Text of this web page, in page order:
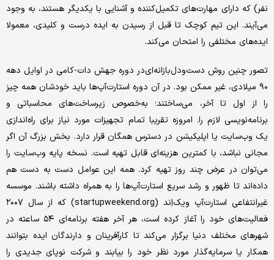
نفر) که دارای مهارت‌های تکمیل‌کننده و آشنایی با یکدیگر هستند، به وجود
می‌آیند. این تیم کوچک تا قبل از رسیدن به ایده درست و کلیدی، معمولا
ایده‌های مختلفی را امتحان می‌کند.
تصور چنین روش دست‌و‌دل‌بازانه‌ای‌در دوره جهش دات-کامی در اوایل دهه
۹۰ میلادی، غیر ممکن بود. در آن دوره استارت‌آپ‌ها باید خودشان همه چیز
را از اول تا آخر، می‌ساختند؛ به‌خصوص زیرساخت‌های محاسباتی و
برنامه‌نویسی لازم را. امروزه تقریبا تمام تجهیزات مورد نیاز برای راه‌اندازی
یک وب‌سایت یا اپلیکیشن در دسترس همگان قرار دارد. بخش بزرگ آن اگر
مجانی نباشد، با کمترین هزینه‌ای قابل تهیه است. نسخه پایه وب‌سایت را
می‌توان در عرض چند روز تهیه کرد. همه این عوامل دست به دست هم
داده‌اند تا ظهور و رشد سریع استارت‌آپ‌ها را به همراه داشته باشند. موسسه
غیرانتفاعی استارت‌آپ ویک‌اِند (startupweekend.org) که از سال ۲۰۰۷
فعالیت‌های خود را آغاز کرده است، هر آخر هفته برنامه‌ای ۵۴ ساعته در
شهرهای مختلف دنیا برگزار می‌کند تا کارآفرینان و دارندگان ایده بتوانند
همکار یا سرمایه‌گذار مورد نظر خود را بیابند و شرکت نوپای جدیدی را